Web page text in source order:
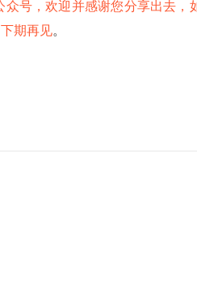
，欢迎并感谢您分享出去，
期再见。